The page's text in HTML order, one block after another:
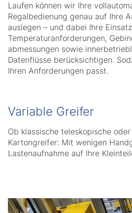
Laufen können wir Ihre
Regalbedienung genau auf Ihre
auslegen – und dabei Ihre
Temperaturanforderungen,
abmessungen sowie
Datenflüsse berücksichtigen.
Ihren Anforderungen passt.
Variable Greifer
Ob klassische teleskopische
Kartongreifer: Mit wenigen
Lastenaufnahme auf Ihre